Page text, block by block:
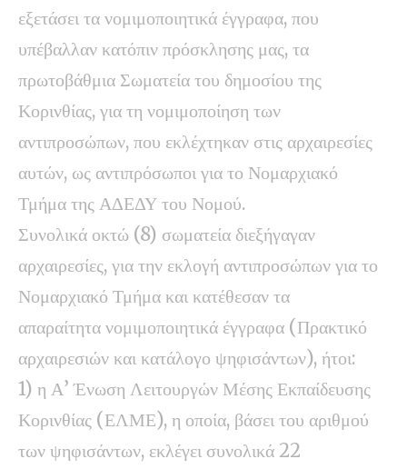
εξετάσει τα νομιμοποιητικά έγγραφα, που
υπέβαλλαν κατόπιν πρόσκλησης μας, τα
πρωτοβάθμια Σωματεία του δημοσίου της
Κορινθίας, για τη νομιμοποίηση των
αντιπροσώπων, που εκλέχτηκαν στις αρχαιρεσίες
αυτών, ως αντιπρόσωποι για το Νομαρχιακό
Τμήμα της ΑΔΕΔΥ του Νομού.
Συνολικά οκτώ (8) σωματεία διεξήγαγαν
αρχαιρεσίες, για την εκλογή αντιπροσώπων για το
Νομαρχιακό Τμήμα και κατέθεσαν τα
απαραίτητα νομιμοποιητικά έγγραφα (Πρακτικό
αρχαιρεσιών και κατάλογο ψηφισάντων), ήτοι:
1) η Α’ Ένωση Λειτουργών Μέσης Εκπαίδευσης
Κορινθίας (ΕΛΜΕ), η οποία, βάσει του αριθμού
των ψηφισάντων, εκλέγει συνολικά 22